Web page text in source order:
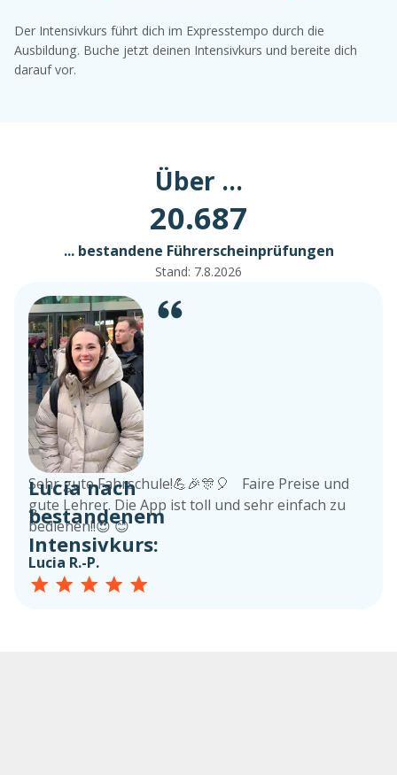
Der Intensivkurs führt dich im Expresstempo durch die
Ausbildung. Buche jetzt deinen Intensivkurs und bereite dich
darauf vor.
Über ...
20.687
... bestandene Führerscheinprüfungen
Stand: 7.8.2026
Lucia nach
bestandenem
Intensivkurs:
Sehr gute Fahrschule!💪🎉🎊🎈 Faire Preise und
gute Lehrer. Die App ist toll und sehr einfach zu
bedienen!!😍 😊
Lucia R.-P.